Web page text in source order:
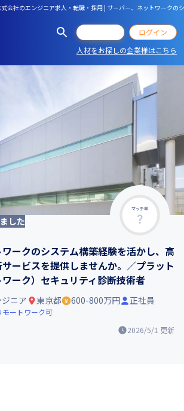
会社のエンジニア求人・転職・採用 | サーバー、ネットワーク
ログイン
人材をお探しの企業様はこちら
マッチ率
した
ークのシステム構築経験を活かし、高
ービスを提供しませんか。／プラット
ーク）セキュリティ診断技術者
2026/5/1 更新
ニア 東京都 600-800万円 正社員
モートワーク可